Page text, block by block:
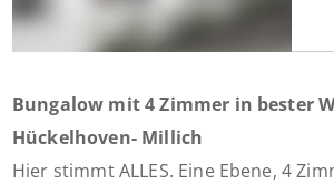
Bungalow mit 4 Zimmer in bester
Hückelhoven- Millich
Hier stimmt ALLES. Eine Ebene, 4